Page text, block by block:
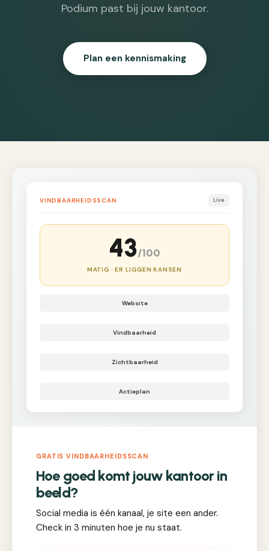
Podium past bij jouw kantoor.
Plan een kennismaking
VINDBAARHEIDSSCAN Live
43/100
MATIG · ER LIGGEN KANSEN
Website
Vindbaarheid
Zichtbaarheid
Actieplan
GRATIS VINDBAARHEIDSSCAN
Hoe goed komt jouw kantoor in
beeld?
Social media is één kanaal, je site een ander.
Check in 3 minuten hoe je nu staat.